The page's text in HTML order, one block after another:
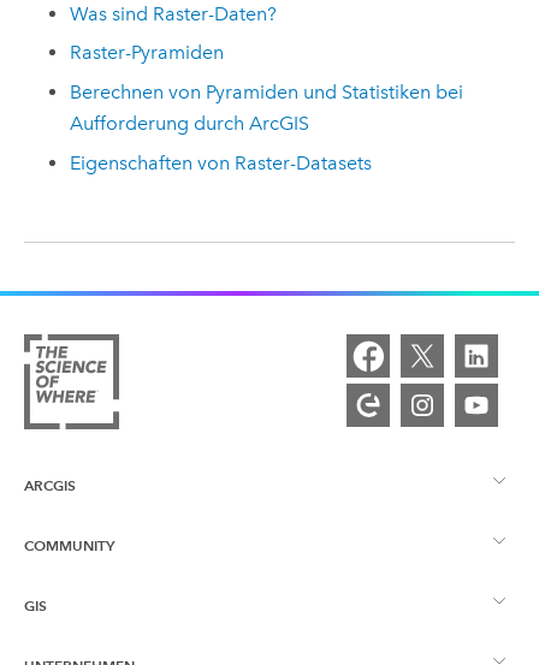
Was sind Raster-Daten?
Raster-Pyramiden
Berechnen von Pyramiden und Statistiken bei
Aufforderung durch ArcGIS
Eigenschaften von Raster-Datasets
ARCGIS
ArcGIS – Überblick
Kartenerstellung
COMMUNITY
Esri Community
GIS